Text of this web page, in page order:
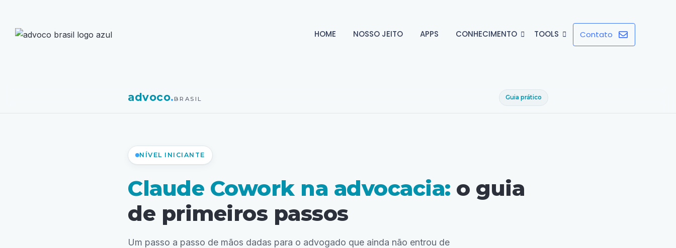
HOME NOSSO JEITO APPS CONHECIMENTO TOOLS Contato
advoco. BRASIL Guia prático
NÍVEL INICIANTE
Claude Cowork na advocacia: o guia
de primeiros passos
Um passo a passo de mãos dadas para o advogado que ainda não entrou de